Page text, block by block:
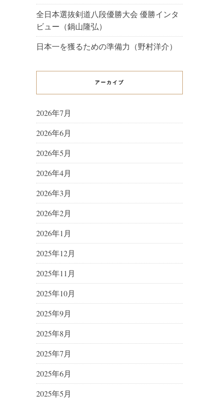
全日本選抜剣道八段優勝大会 優勝インタ
ビュー（鍋山隆弘）
日本一を獲るための準備力（野村洋介）
アーカイブ
2026年7月
2026年6月
2026年5月
2026年4月
2026年3月
2026年2月
2026年1月
2025年12月
2025年11月
2025年10月
2025年9月
2025年8月
2025年7月
2025年6月
2025年5月